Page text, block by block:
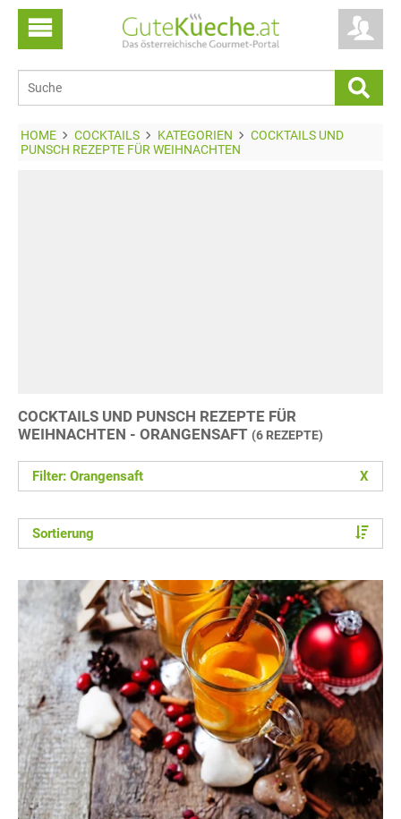
HOME COCKTAILS KATEGORIEN
COCKTAILS UND
PUNSCH REZEPTE FÜR WEIHNACHTEN
COCKTAILS UND PUNSCH REZEPTE FÜR
WEIHNACHTEN - ORANGENSAFT (6 REZEPTE)
Filter: Orangensaft X
Sortierung